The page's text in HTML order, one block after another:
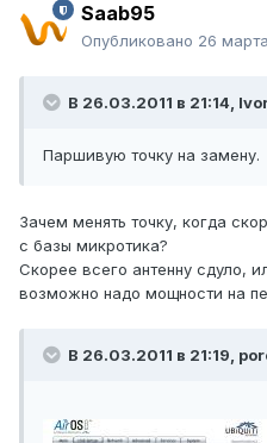
Saab95
Опубликовано 26
В 26.03.2011 в 21:14,
Паршивую точку на замену.
Зачем менять точку, когда
с базы микротика?
Скорее всего антенну сдуло,
возможно надо мощности на
В 26.03.2011 в 21:19,